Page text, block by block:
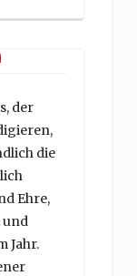
der
die
Ehre,
und
Jahr.